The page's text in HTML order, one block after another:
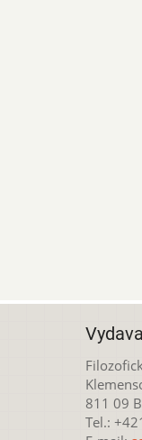
811 09
Tel.: